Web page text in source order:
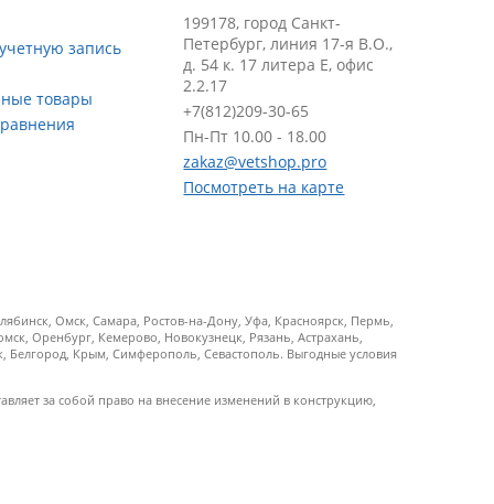
запись
товары
199178, город Санкт-
Петербург, линия 17-я В.О.,
д. 54 к. 17 литера Е, офис
2.2.17
+7(812)209-30-65
Пн-Пт 10.00 - 18.00
zakaz@vetshop.pro
Посмотреть на карте
Омск, Самара, Ростов-на-Дону, Уфа, Красноярск, Пермь,
Оренбург, Кемерово, Новокузнецк, Рязань, Астрахань,
Белгород, Крым, Симферополь, Севастополь. Выгодные условия
за собой право на внесение изменений в конструкцию,